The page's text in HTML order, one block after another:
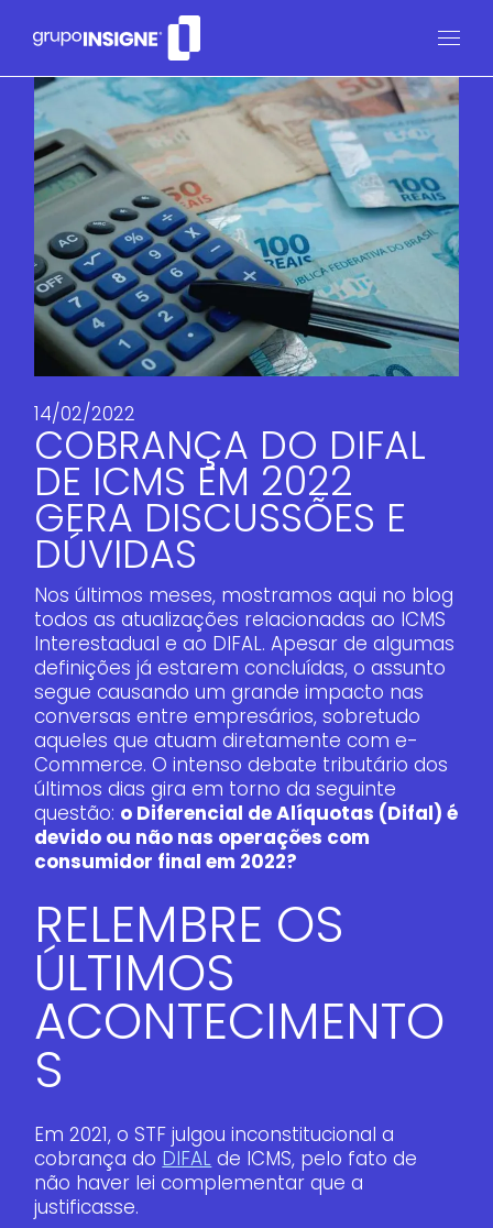
14/02/2022
COBRANÇA DO DIFAL
DE ICMS EM 2022
GERA DISCUSSÕES E
DÚVIDAS
Nos últimos meses, mostramos aqui no blog
todos as atualizações relacionadas ao ICMS
Interestadual e ao DIFAL. Apesar de algumas
definições já estarem concluídas, o assunto
segue causando um grande impacto nas
conversas entre empresários, sobretudo
aqueles que atuam diretamente com e-
Commerce. O intenso debate tributário dos
últimos dias gira em torno da seguinte
questão: o Diferencial de Alíquotas (Difal) é
devido ou não nas operações com
consumidor final em 2022?
RELEMBRE OS
ÚLTIMOS
ACONTECIMENTO
S
Em 2021, o STF julgou inconstitucional a
cobrança do DIFAL de ICMS, pelo fato de
não haver lei complementar que a
justificasse.